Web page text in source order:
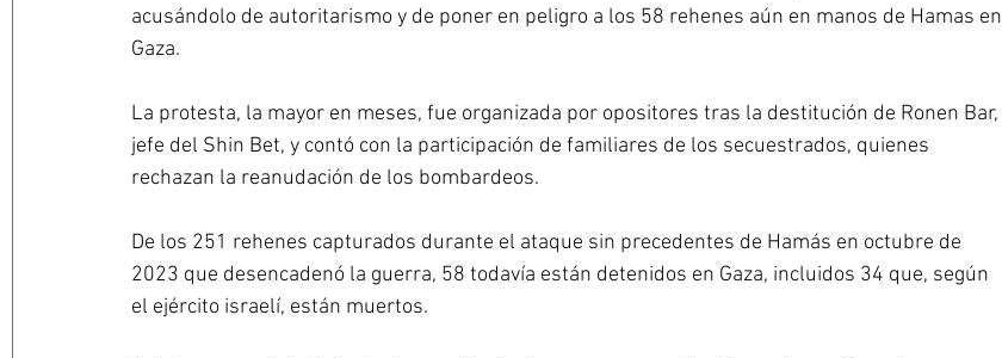
acusándolo de autoritarismo y de poner en peligro a los 58 rehenes aún en manos de Hamas en
Gaza.
La protesta, la mayor en meses, fue organizada por opositores tras la destitución de Ronen Bar,
jefe del Shin Bet, y contó con la participación de familiares de los secuestrados, quienes
rechazan la reanudación de los bombardeos.
De los 251 rehenes capturados durante el ataque sin precedentes de Hamás en octubre de
2023 que desencadenó la guerra, 58 todavía están detenidos en Gaza, incluidos 34 que, según
el ejército israelí, están muertos.